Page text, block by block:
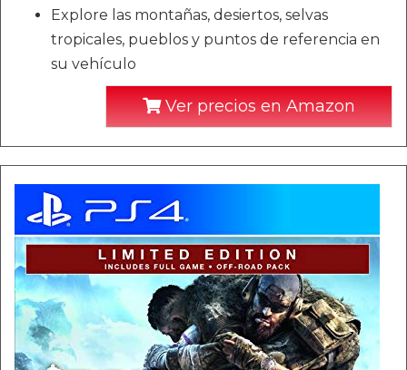
Explore las montañas, desiertos, selvas
tropicales, pueblos y puntos de referencia en
su vehículo
Ver precios en Amazon